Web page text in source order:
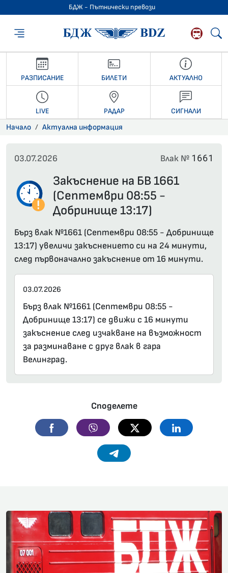
БДЖ - Пътнически превози
БДЖ -
РАЗПИСАНИЕ БИЛЕТИ АКТУАЛНО
LIVE РАДАР СИГНАЛИ
Начало Актуална информация
03.07.2026 Влак № 1661
Закъснение на БВ 1661
(Септември 08:55 -
Добринище 13:17)
Бърз влак №1661 (Септември 08:55 - Добринище
13:17) увеличи закъснението си на 24 минути,
след първоначално закъснение от 16 минути.
03.07.2026
Бърз влак №1661 (Септември 08:55 -
Добринище 13:17) се движи с 16 минути
закъснение след изчакване на възможност
за разминаване с друг влак в гара
Велинград.
Споделете
Facebook Viber Twitter Linkedin
Telegram